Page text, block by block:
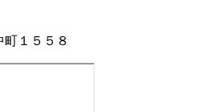
１５５８